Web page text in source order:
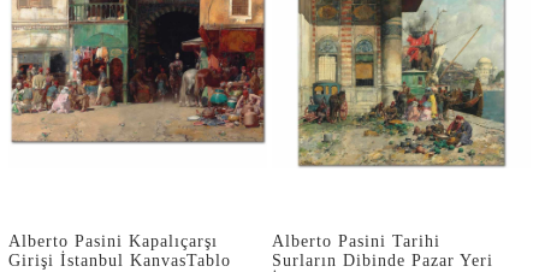
Alberto Pasini Kapalıçarşı
Girişi İstanbul KanvasTablo
Alberto Pasini Tarihi
Surların Dibinde Pazar Yeri